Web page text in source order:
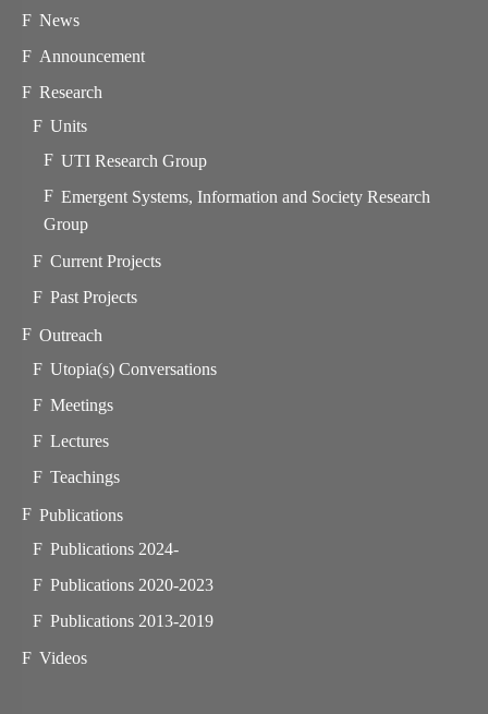
News
Announcement
Research
Units
UTI Research Group
Emergent Systems, Information and Society Research
Group
Current Projects
Past Projects
Outreach
Utopia(s) Conversations
Meetings
Lectures
Teachings
Publications
Publications 2024-
Publications 2020-2023
Publications 2013-2019
Videos